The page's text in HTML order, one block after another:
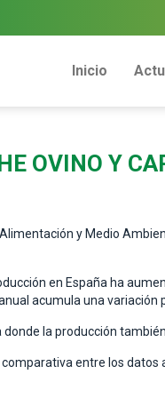
Inicio
OVINO Y
y Medio
en España ha
acumula una variación
la producción
entre los datos